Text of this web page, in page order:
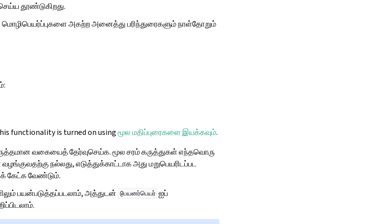
தூண்டுகிறது.
அகற்ற அனைத்து பரிந்துரைகளும் நாள்தோறும்
functionality is turned on usingமூல மதிப்புரைகளை இயக்கவும்.
வகையைத் தேர்வுசெய்க. மூல சரம் கருத்துகள் எந்தவொரு
நல்லது, எடுத்துக்காட்டாக அது மறுபெயரிடப்பட
கேட்க வேண்டும்.
பயன்படுத்தப்படலாம், அத்துடன் @பயனர்பெயர் ஐப்